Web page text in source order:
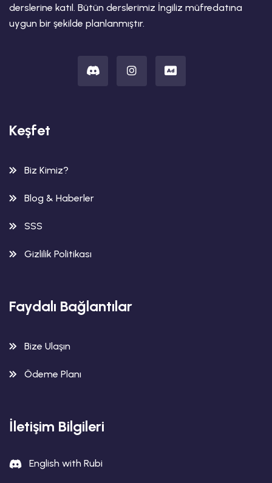
derslerine katıl. Bütün derslerimiz İngiliz müfredatına
uygun bir şekilde planlanmıştır.
Keşfet
Biz Kimiz?
Blog & Haberler
SSS
Gizlilik Politikası
Faydalı Bağlantılar
Bize Ulaşın
Ödeme Planı
İletişim Bilgileri
English with Rubi